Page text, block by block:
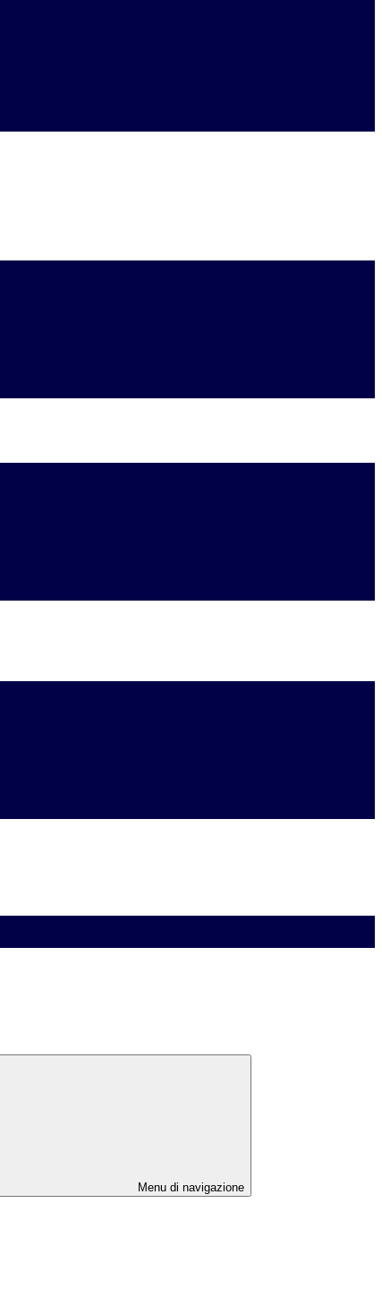
Menu di navigazione